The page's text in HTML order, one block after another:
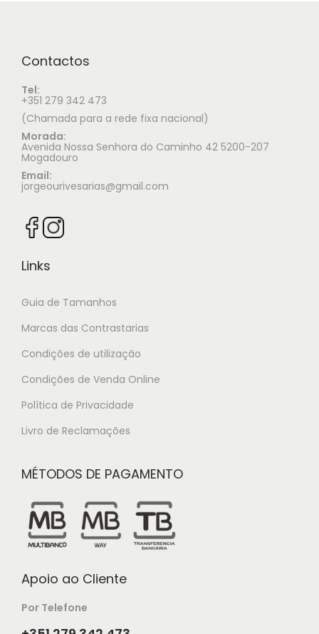
Contactos
Tel:
+351 279 342 473
(Chamada para a rede fixa nacional)
Morada:
Avenida Nossa Senhora do Caminho 42 5200-207
Mogadouro
Email:
jorgeourivesarias@gmail.com
Links
Guia de Tamanhos
Marcas das Contrastarias
Condições de utilização
Condições de Venda Online
Política de Privacidade
Livro de Reclamações
MÉTODOS DE PAGAMENTO
Apoio ao Cliente
Por Telefone